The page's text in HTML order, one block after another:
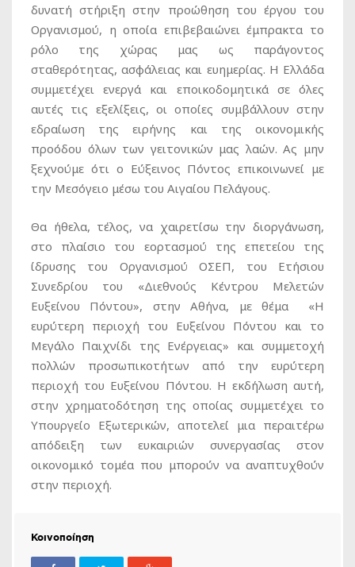
δυνατή στήριξη στην προώθηση του έργου του
Οργανισμού, η οποία επιβεβαιώνει έμπρακτα το
ρόλο της χώρας μας ως παράγοντος
σταθερότητας, ασφάλειας και ευημερίας. Η Ελλάδα
συμμετέχει ενεργά και εποικοδομητικά σε όλες
αυτές τις εξελίξεις, οι οποίες συμβάλλουν στην
εδραίωση της ειρήνης και της οικονομικής
προόδου όλων των γειτονικών μας λαών. Ας μην
ξεχνούμε ότι ο Εύξεινος Πόντος επικοινωνεί με
την Μεσόγειο μέσω του Αιγαίου Πελάγους.
Θα ήθελα, τέλος, να χαιρετίσω την διοργάνωση,
στο πλαίσιο του εορτασμού της επετείου της
ίδρυσης του Οργανισμού ΟΣΕΠ, του Ετήσιου
Συνεδρίου του «Διεθνούς Κέντρου Μελετών
Ευξείνου Πόντου», στην Αθήνα, με θέμα «Η
ευρύτερη περιοχή του Ευξείνου Πόντου και το
Μεγάλο Παιχνίδι της Ενέργειας» και συμμετοχή
πολλών προσωπικοτήτων από την ευρύτερη
περιοχή του Ευξείνου Πόντου. Η εκδήλωση αυτή,
στην χρηματοδότηση της οποίας συμμετέχει το
Υπουργείο Εξωτερικών, αποτελεί μια περαιτέρω
απόδειξη των ευκαιριών συνεργασίας στον
οικονομικό τομέα που μπορούν να αναπτυχθούν
στην περιοχή.
Κοινοποίηση